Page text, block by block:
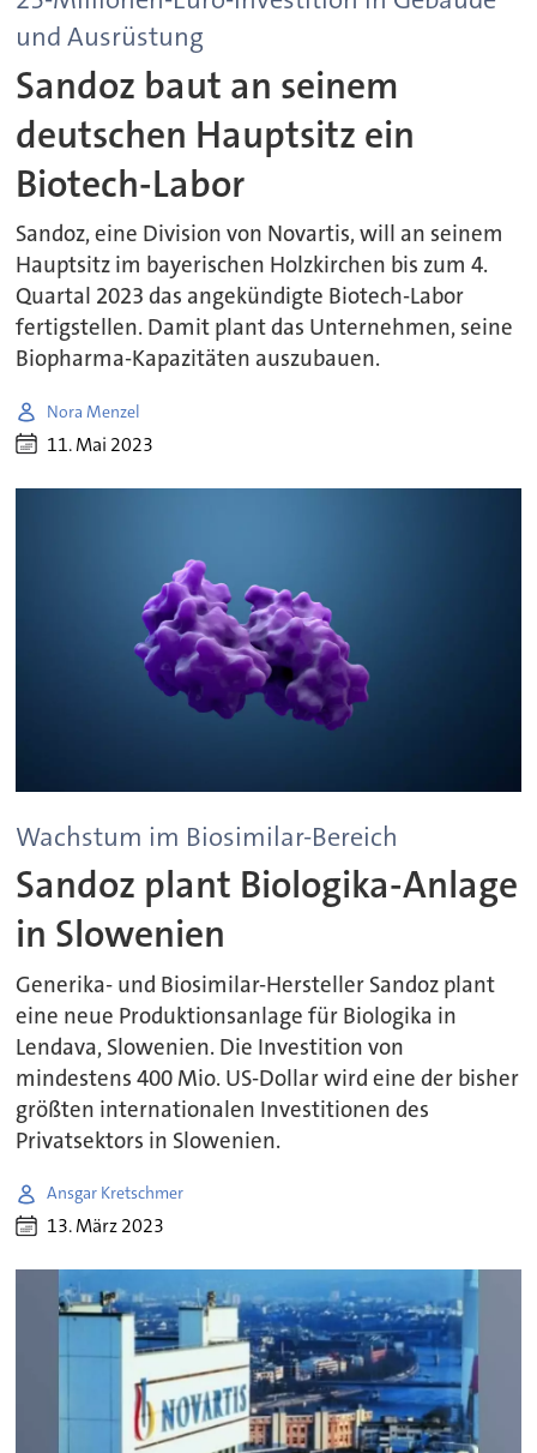
und Ausrüstung
Sandoz baut an seinem
deutschen Hauptsitz ein
Biotech-Labor
Sandoz, eine Division von Novartis, will an seinem
Hauptsitz im bayerischen Holzkirchen bis zum 4.
Quartal 2023 das angekündigte Biotech-Labor
fertigstellen. Damit plant das Unternehmen, seine
Biopharma-Kapazitäten auszubauen.
Nora Menzel
11. Mai 2023
Wachstum im Biosimilar-Bereich
Sandoz plant Biologika-Anlage
in Slowenien
Generika- und Biosimilar-Hersteller Sandoz plant
eine neue Produktionsanlage für Biologika in
Lendava, Slowenien. Die Investition von
mindestens 400 Mio. US-Dollar wird eine der bisher
größten internationalen Investitionen des
Privatsektors in Slowenien.
Ansgar Kretschmer
13. März 2023